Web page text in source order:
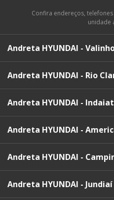
Confira endereços,
unidade
Andreta HYUNDAI -
Andreta HYUNDAI - Rio
Andreta HYUNDAI -
Andreta HYUNDAI -
Andreta HYUNDAI -
Andreta HYUNDAI - Jundiaí